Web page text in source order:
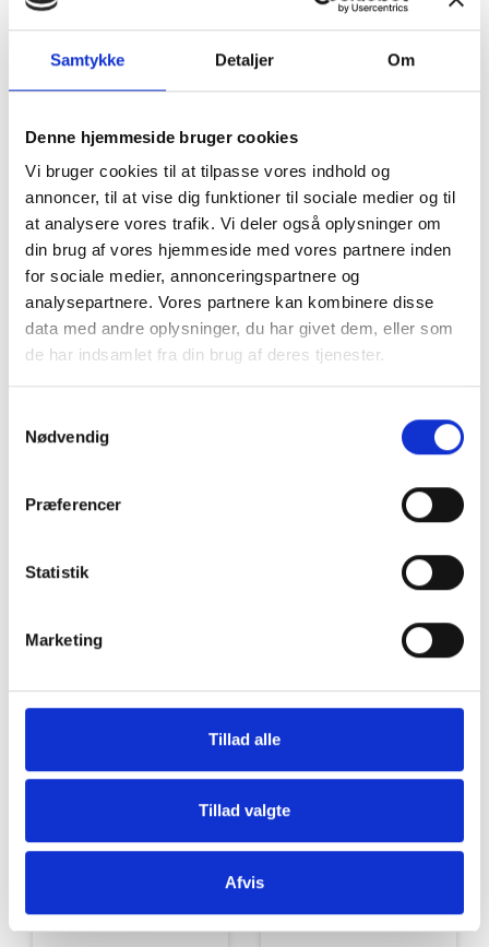
Samtykke Detaljer Om
Denne hjemmeside bruger cookies
Vi bruger cookies til at tilpasse vores indhold og
annoncer, til at vise dig funktioner til sociale medier og til
at analysere vores trafik. Vi deler også oplysninger om
din brug af vores hjemmeside med vores partnere inden
for sociale medier, annonceringspartnere og
analysepartnere. Vores partnere kan kombinere disse
data med andre oplysninger, du har givet dem, eller som
de har indsamlet fra din brug af deres tjenester.
Nødvendig
Præferencer
Statistik
Marketing
Tillad alle
Tillad valgte
Afvis
Møbler Omnia
Grill og Tilbehør Indvendigt Udstyr